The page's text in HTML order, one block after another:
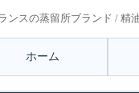
ンスの蒸留所ブランド / 精
ホーム